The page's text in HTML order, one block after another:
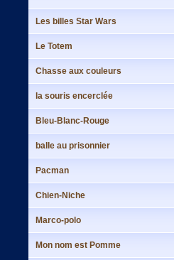
Les billes Star Wars
Le Totem
Chasse aux couleurs
la souris encerclée
Bleu-Blanc-Rouge
balle au prisonnier
Pacman
Chien-Niche
Marco-polo
Mon nom est Pomme